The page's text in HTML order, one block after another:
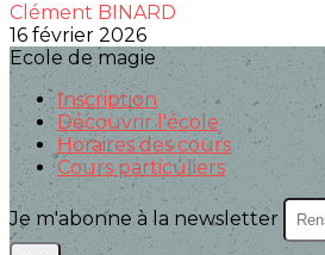
Clément BINARD
16 février 2026
Ecole de magie
Inscription
Découvrir l'école
Horaires des cours
Cours particuliers
Je m'abonne à la newsletter